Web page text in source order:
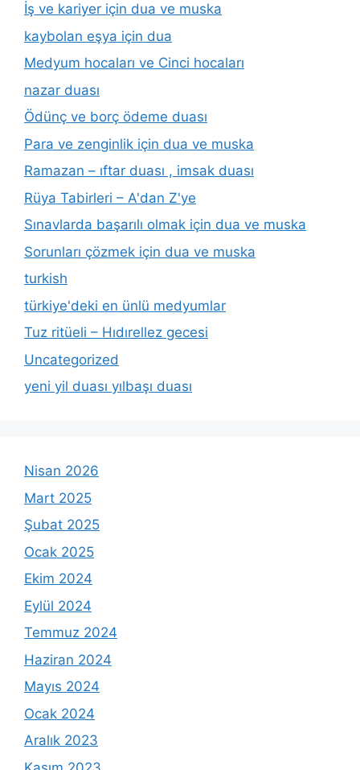
İş ve kariyer için dua ve muska
kaybolan eşya için dua
Medyum hocaları ve Cinci hocaları
nazar duası
Ödünç ve borç ödeme duası
Para ve zenginlik için dua ve muska
Ramazan – ıftar duası , imsak duası
Rüya Tabirleri – A'dan Z'ye
Sınavlarda başarılı olmak için dua ve muska
Sorunları çözmek için dua ve muska
turkish
türkiye'deki en ünlü medyumlar
Tuz ritüeli – Hıdırellez gecesi
Uncategorized
yeni yil duası yılbaşı duası
Nisan 2026
Mart 2025
Şubat 2025
Ocak 2025
Ekim 2024
Eylül 2024
Temmuz 2024
Haziran 2024
Mayıs 2024
Ocak 2024
Aralık 2023